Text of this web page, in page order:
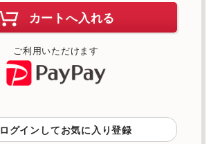
カートへ入れる
ご利用いただけます
ログインしてお気に入り登録